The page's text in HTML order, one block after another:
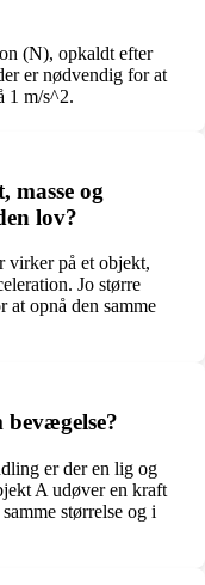
(N), opkaldt efter
er nødvendig for at
1 m/s^2.
masse og
lov?
virker på et objekt,
Jo større
at opnå den samme
er der en lig og
A udøver en kraft
størrelse og i